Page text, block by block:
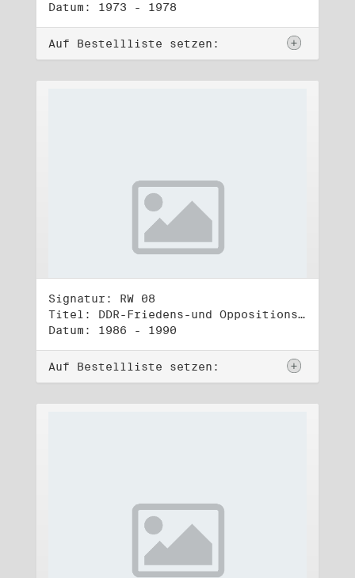
Datum: 1973 - 1978
Auf Bestellliste setzen:
Signatur: RW 08
Titel: DDR-Friedens-und Oppositionsbewegung (1)
Datum: 1986 - 1990
Auf Bestellliste setzen: